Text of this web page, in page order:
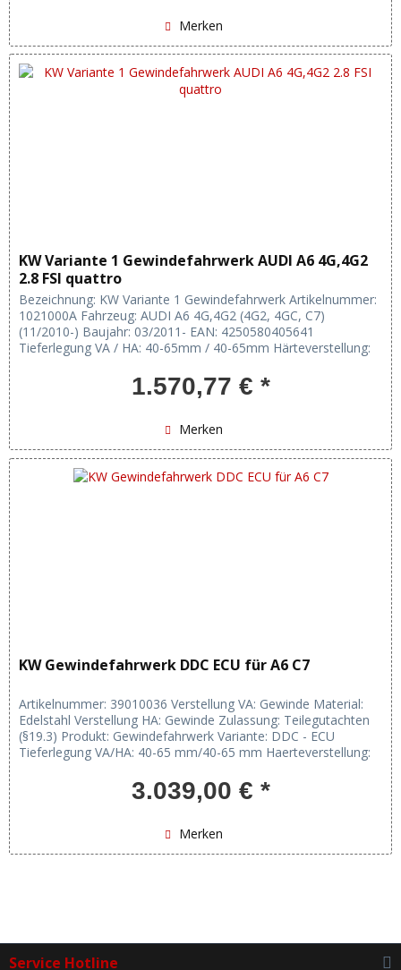
Merken
KW Variante 1 Gewindefahrwerk AUDI A6 4G,4G2
2.8 FSI quattro
Bezeichnung: KW Variante 1 Gewindefahrwerk Artikelnummer:
1021000A Fahrzeug: AUDI A6 4G,4G2 (4G2, 4GC, C7)
(11/2010-) Baujahr: 03/2011- EAN: 4250580405641
Tieferlegung VA / HA: 40-65mm / 40-65mm Härteverstellung:
1.570,77 € *
Merken
KW Gewindefahrwerk DDC ECU für A6 C7
Artikelnummer: 39010036 Verstellung VA: Gewinde Material:
Edelstahl Verstellung HA: Gewinde Zulassung: Teilegutachten
(§19.3) Produkt: Gewindefahrwerk Variante: DDC - ECU
Tieferlegung VA/HA: 40-65 mm/40-65 mm Haerteverstellung:
3.039,00 € *
Merken
Service Hotline